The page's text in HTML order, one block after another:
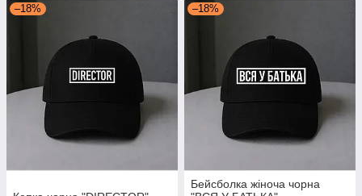
–18% –18%
Бейсболка жіноча чорна